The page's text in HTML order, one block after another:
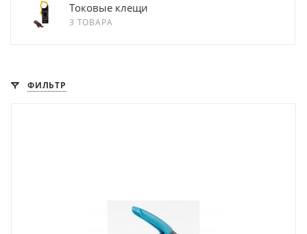
Токовые клещи
3 ТОВАРА
ФИЛЬТР